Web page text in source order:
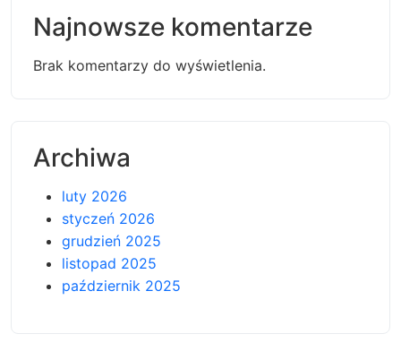
Najnowsze komentarze
Brak komentarzy do wyświetlenia.
Archiwa
luty 2026
styczeń 2026
grudzień 2025
listopad 2025
październik 2025